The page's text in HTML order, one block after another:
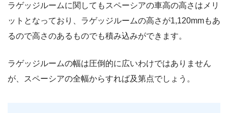
ラゲッジルームに関してもスペーシアの車高の高さはメリ
ットとなっており、ラゲッジルームの高さが1,120mmもあ
るので高さのあるものでも積み込みができます。
ラゲッジルームの幅は圧倒的に広いわけではありません
が、スペーシアの全幅からすれば及第点でしょう。